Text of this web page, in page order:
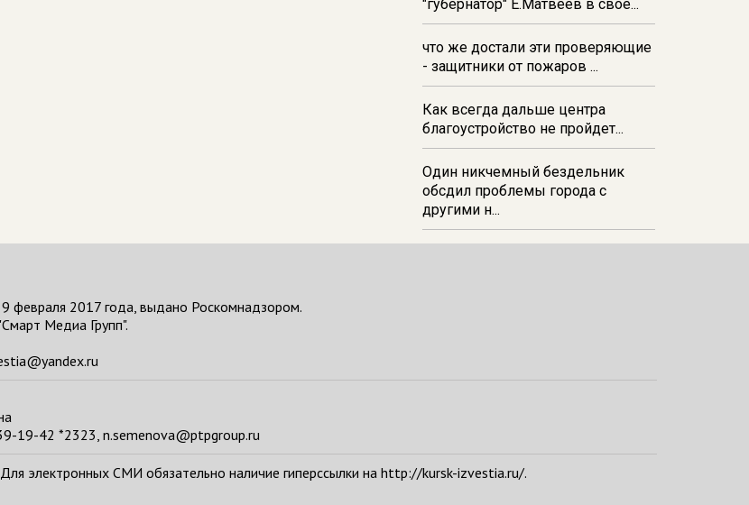
выполнен на 54%
"губернатор" Е.Матвеев в свое...
что же достали эти проверяющие
- защитники от пожаров ...
Как всегда дальше центра
благоустройство не пройдет...
Один никчемный бездельник
обсдил проблемы города с
другими н...
2017 года, выдано Роскомнадзором.
Медиа Групп".
19-42 *2323, n.semenova@ptpgroup.ru
электронных СМИ обязательно наличие гиперссылки на http://kursk-izvestia.ru/.